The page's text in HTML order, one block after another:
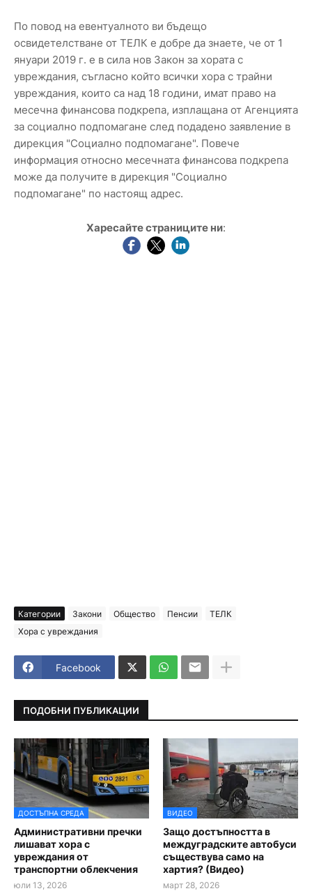
По повод на евентуалното ви бъдещо
освидетелстване от ТЕЛК е добре да знаете, че от 1
януари 2019 г. е в сила нов Закон за хората с
увреждания, съгласно който всички хора с трайни
увреждания, които са над 18 години, имат право на
месечна финансова подкрепа, изплащана от Агенцията
за социално подпомагане след подадено заявление в
дирекция "Социално подпомагане". Повече
информация относно месечната финансова подкрепа
може да получите в дирекция "Социално
подпомагане" по настоящ адрес.
Харесайте страниците ни:
Категории Закони Общество Пенсии
ТЕЛК
Хора с увреждания
Facebook
ПОДОБНИ ПУБЛИКАЦИИ
ДОСТЪПНА СРЕДА
Административни пречки
лишават хора с
увреждания от
транспортни облекчения
юли 13, 2026
ВИДЕО
Защо достъпността в
междуградските автобуси
съществува само на
хартия? (Видео)
март 28, 2026